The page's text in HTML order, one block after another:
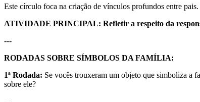
Este círculo foca na criação de vínculos profundos entre
ATIVIDADE PRINCIPAL: Refletir a respeito da
---
RODADAS SOBRE SÍMBOLOS DA FAMÍLIA:
1ª Rodada: Se vocês trouxeram um objeto que simboliza a
sobre ele?